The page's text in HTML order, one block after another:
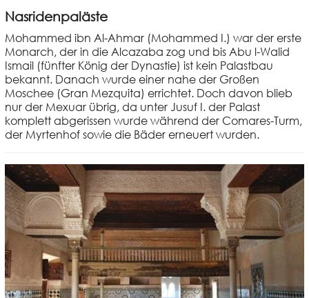
Nasridenpaläste
Mohammed ibn Al-Ahmar (Mohammed I.) war der erste
Monarch, der in die Alcazaba zog und bis Abu l-Walid
Ismail (fünfter König der Dynastie) ist kein Palastbau
bekannt. Danach wurde einer nahe der Großen
Moschee (Gran Mezquita) errichtet. Doch davon blieb
nur der Mexuar übrig, da unter Jusuf I. der Palast
komplett abgerissen wurde während der Comares-Turm,
der Myrtenhof sowie die Bäder erneuert wurden.